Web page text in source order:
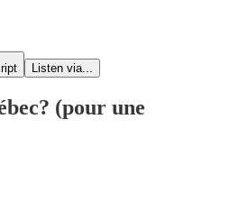
Listen via...
(pour une